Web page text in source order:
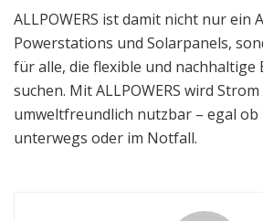
ALLPOWERS ist damit nicht nur ein
Powerstations und Solarpanels,
für alle, die flexible und nachhaltige
suchen. Mit ALLPOWERS wird
umweltfreundlich nutzbar – egal ob
unterwegs oder im Notfall.